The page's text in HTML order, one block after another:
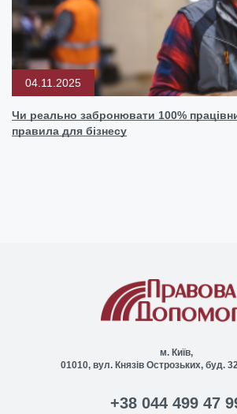
04.11.2025
Чи реально забронювати 100%
правила для бізнесу
м. Київ,
01010, вул. Князів Острозьких, буд.
+38 044 499 47